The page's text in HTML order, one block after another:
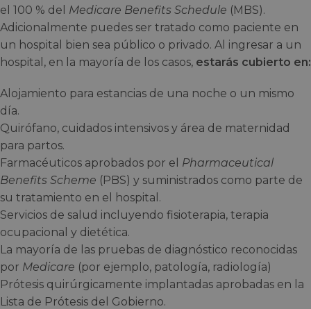
el 100 % del Medicare Benefits Schedule (MBS).
Adicionalmente puedes ser tratado como paciente en
un hospital bien sea público o privado. Al ingresar a un
hospital, en la mayoría de los casos, estarás cubierto en:
Alojamiento para estancias de una noche o un mismo
día.
Quirófano, cuidados intensivos y área de maternidad
para partos.
Farmacéuticos aprobados por el Pharmaceutical
Benefits Scheme (PBS) y suministrados como parte de
su tratamiento en el hospital.
Servicios de salud incluyendo fisioterapia, terapia
ocupacional y dietética.
La mayoría de las pruebas de diagnóstico reconocidas
por Medicare (por ejemplo, patología, radiología)
Prótesis quirúrgicamente implantadas aprobadas en la
Lista de Prótesis del Gobierno.